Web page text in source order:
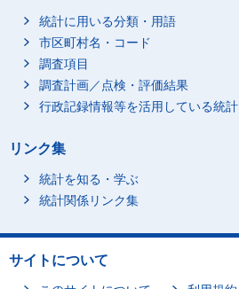
統計に用いる分類・用語
市区町村名・コード
調査項目
調査計画／点検・評価結果
行政記録情報等を活用している統計
リンク集
統計を知る・学ぶ
統計関係リンク集
サイトについて